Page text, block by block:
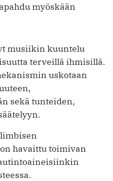
myöskään
musiikin kuuntelu
terveillä ihmisillä.
uskotaan
sekä tunteiden,
havaittu toimivan